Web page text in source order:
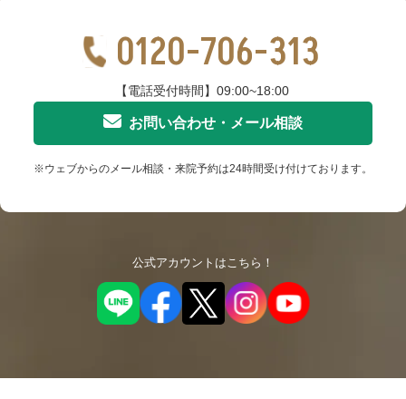
0120-706-313
【電話受付時間】09:00~18:00
お問い合わせ・メール相談
※ウェブからのメール相談・来院予約は24時間受け付けております。
公式アカウントはこちら！